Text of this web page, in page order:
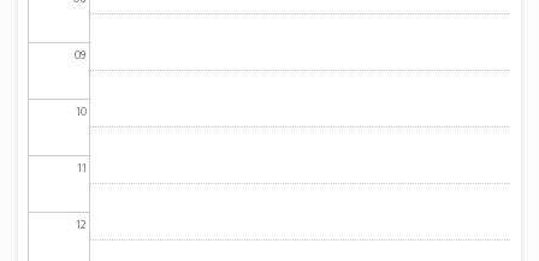
09
10
11
12